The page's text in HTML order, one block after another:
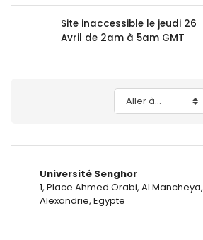
Site inaccessible le jeudi 26
Avril de 2am à 5am GMT
Aller à…
Université Senghor
1, Place Ahmed Orabi, Al Mancheya,
Alexandrie, Egypte